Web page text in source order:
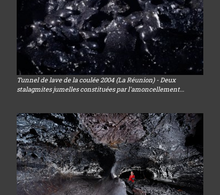
Tunnel de lave de la coulée 2004 (La Réunion) - Deux
stalagmites jumelles constituées par l'amoncellement...